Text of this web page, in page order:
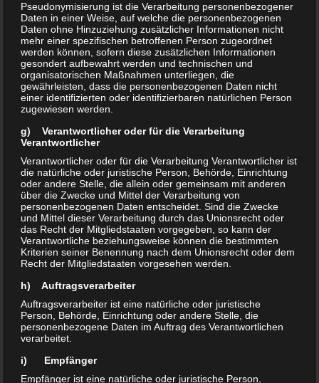
Kopf nicht wach genug, um an den
Gegenspielerinnen vorbei zu
kommen.
Zur Pause leckten wir uns die
Wunden, bei Michelle hatten Wade
und Schienbein schon blaue
Zähne und weiter gings.
Im 2. Durchgang waren wir besser,
kamen immer mehr in die
gegnerische Hälfte. Aber die wenigen
Chancen konnten wir nicht
verwerten. Das Anrennen war
kräfteraubend. Auch
Spitzkunnersdorf ließ merklich nach,
nur konnten Sie 3 frische
Spielerinnen bringen.
Kurz vor Schluss knallte dann ein
Pseudonymisierung ist die Verarbeitung personenbezogener
Daten in einer Weise, auf welche die personenbezogenen
Daten ohne Hinzuziehung zusätzlicher Informationen nicht
mehr einer spezifischen betroffenen Person zugeordnet
werden können, sofern diese zusätzlichen Informationen
gesondert aufbewahrt werden und technischen und
organisatorischen Maßnahmen unterliegen, die
gewährleisten, dass die personenbezogenen Daten nicht
einer identifizierten oder identifizierbaren natürlichen Person
zugewiesen werden.
g) Verantwortlicher oder für die Verarbeitung
Verantwortlicher
Verantwortlicher oder für die Verarbeitung Verantwortlicher ist
die natürliche oder juristische Person, Behörde, Einrichtung
oder andere Stelle, die allein oder gemeinsam mit anderen
über die Zwecke und Mittel der Verarbeitung von
personenbezogenen Daten entscheidet. Sind die Zwecke
und Mittel dieser Verarbeitung durch das Unionsrecht oder
das Recht der Mitgliedstaaten vorgegeben, so kann der
Verantwortliche beziehungsweise können die bestimmten
Kriterien seiner Benennung nach dem Unionsrecht oder dem
Recht der Mitgliedstaaten vorgesehen werden.
h) Auftragsverarbeiter
Auftragsverarbeiter ist eine natürliche oder juristische
Person, Behörde, Einrichtung oder andere Stelle, die
personenbezogene Daten im Auftrag des Verantwortlichen
verarbeitet.
i) Empfänger
Empfänger ist eine natürliche oder juristische Person,